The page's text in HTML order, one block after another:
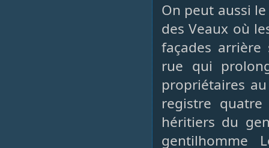
On peut aussi
des Veaux où
façades arrière
rue qui
propriétaires
registre
héritiers du
gentilhomme